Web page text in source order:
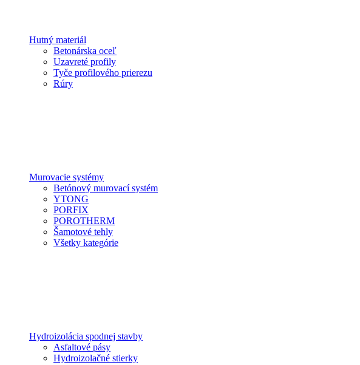
Hutný materiál
Betonárska oceľ
Uzavreté profily
Tyče profilového prierezu
Rúry
Murovacie systémy
Betónový murovací systém
YTONG
PORFIX
POROTHERM
Šamotové tehly
Všetky kategórie
Hydroizolácia spodnej stavby
Asfaltové pásy
Hydroizolačné stierky